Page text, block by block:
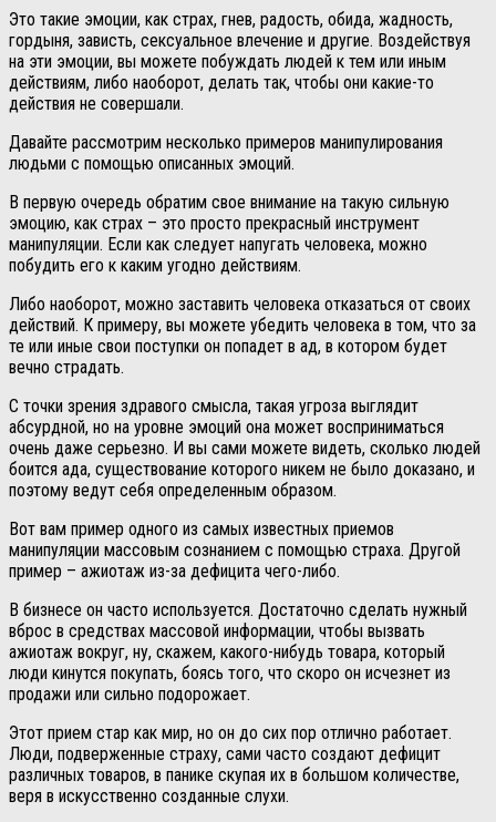
Это такие эмоции, как страх, гнев, радость, обида, жадность,
гордыня, зависть, сексуальное влечение и другие. Воздействуя
на эти эмоции, вы можете побуждать людей к тем или иным
действиям, либо наоборот, делать так, чтобы они какие-то
действия не совершали.
Давайте рассмотрим несколько примеров манипулирования
людьми с помощью описанных эмоций.
В первую очередь обратим свое внимание на такую сильную
эмоцию, как страх – это просто прекрасный инструмент
манипуляции. Если как следует напугать человека, можно
побудить его к каким угодно действиям.
Либо наоборот, можно заставить человека отказаться от своих
действий. К примеру, вы можете убедить человека в том, что за
те или иные свои поступки он попадет в ад, в котором будет
вечно страдать.
С точки зрения здравого смысла, такая угроза выглядит
абсурдной, но на уровне эмоций она может восприниматься
очень даже серьезно. И вы сами можете видеть, сколько людей
боится ада, существование которого никем не было доказано, и
поэтому ведут себя определенным образом.
Вот вам пример одного из самых известных приемов
манипуляции массовым сознанием с помощью страха. Другой
пример – ажиотаж из-за дефицита чего-либо.
В бизнесе он часто используется. Достаточно сделать нужный
вброс в средствах массовой информации, чтобы вызвать
ажиотаж вокруг, ну, скажем, какого-нибудь товара, который
люди кинутся покупать, боясь того, что скоро он исчезнет из
продажи или сильно подорожает.
Этот прием стар как мир, но он до сих пор отлично работает.
Люди, подверженные страху, сами часто создают дефицит
различных товаров, в панике скупая их в большом количестве,
веря в искусственно созданные слухи.